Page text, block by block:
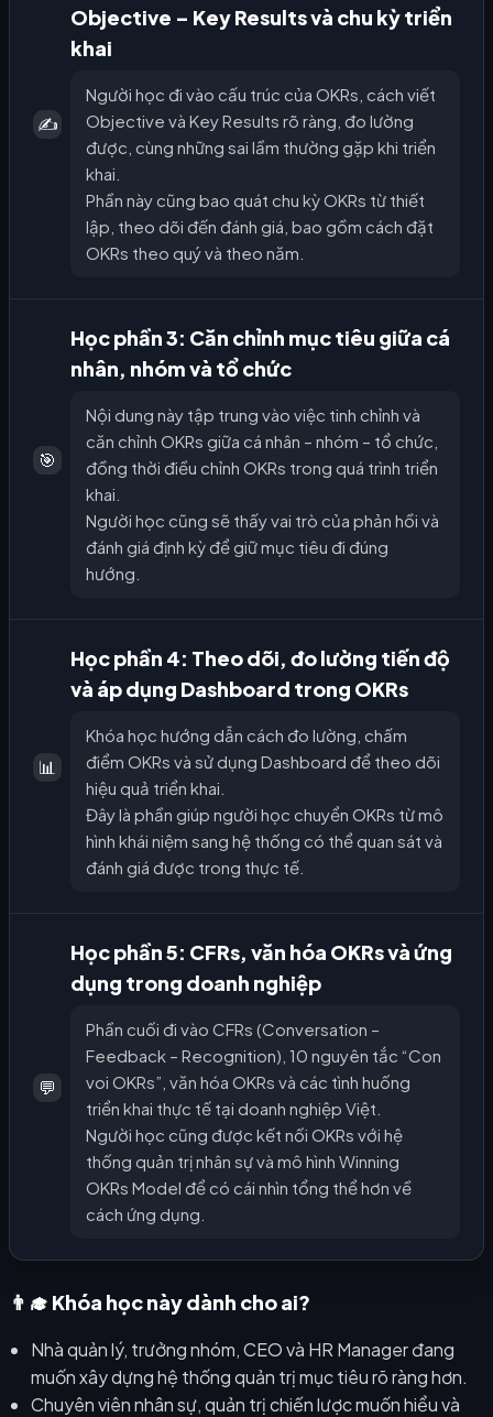
✍️
Objective – Key Results và chu kỳ triển
khai
Người học đi vào cấu trúc của OKRs, cách viết
Objective và Key Results rõ ràng, đo lường
được, cùng những sai lầm thường gặp khi triển
khai.
Phần này cũng bao quát chu kỳ OKRs từ thiết
lập, theo dõi đến đánh giá, bao gồm cách đặt
OKRs theo quý và theo năm.
🎯
Học phần 3: Căn chỉnh mục tiêu giữa cá
nhân, nhóm và tổ chức
Nội dung này tập trung vào việc tinh chỉnh và
căn chỉnh OKRs giữa cá nhân – nhóm – tổ chức,
đồng thời điều chỉnh OKRs trong quá trình triển
khai.
Người học cũng sẽ thấy vai trò của phản hồi và
đánh giá định kỳ để giữ mục tiêu đi đúng
hướng.
📊
Học phần 4: Theo dõi, đo lường tiến độ
và áp dụng Dashboard trong OKRs
Khóa học hướng dẫn cách đo lường, chấm
điểm OKRs và sử dụng Dashboard để theo dõi
hiệu quả triển khai.
Đây là phần giúp người học chuyển OKRs từ mô
hình khái niệm sang hệ thống có thể quan sát và
đánh giá được trong thực tế.
💬
Học phần 5: CFRs, văn hóa OKRs và ứng
dụng trong doanh nghiệp
Phần cuối đi vào CFRs (Conversation –
Feedback – Recognition), 10 nguyên tắc “Con
voi OKRs”, văn hóa OKRs và các tình huống
triển khai thực tế tại doanh nghiệp Việt.
Người học cũng được kết nối OKRs với hệ
thống quản trị nhân sự và mô hình Winning
OKRs Model để có cái nhìn tổng thể hơn về
cách ứng dụng.
👨‍🎓 Khóa học này dành cho ai?
Nhà quản lý, trưởng nhóm, CEO và HR Manager đang
muốn xây dựng hệ thống quản trị mục tiêu rõ ràng hơn.
Chuyên viên nhân sự, quản trị chiến lược muốn hiểu và